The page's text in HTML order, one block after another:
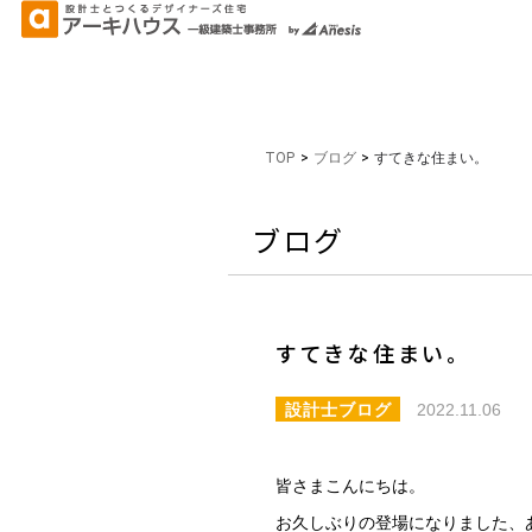
TOP > ブログ > すてきな住まい。
ブログ
すてきな住まい。
設計士ブログ 2022.11.06
皆さまこんにちは。
お久しぶりの登場になりました、